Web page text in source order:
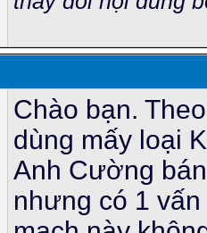
Chào bạn.
dùng mấy loại
Anh Cường
nhưng có 1